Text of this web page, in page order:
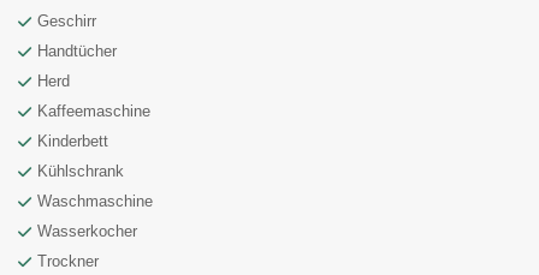
Geschirr
Handtücher
Herd
Kaffeemaschine
Kinderbett
Kühlschrank
Waschmaschine
Wasserkocher
Trockner